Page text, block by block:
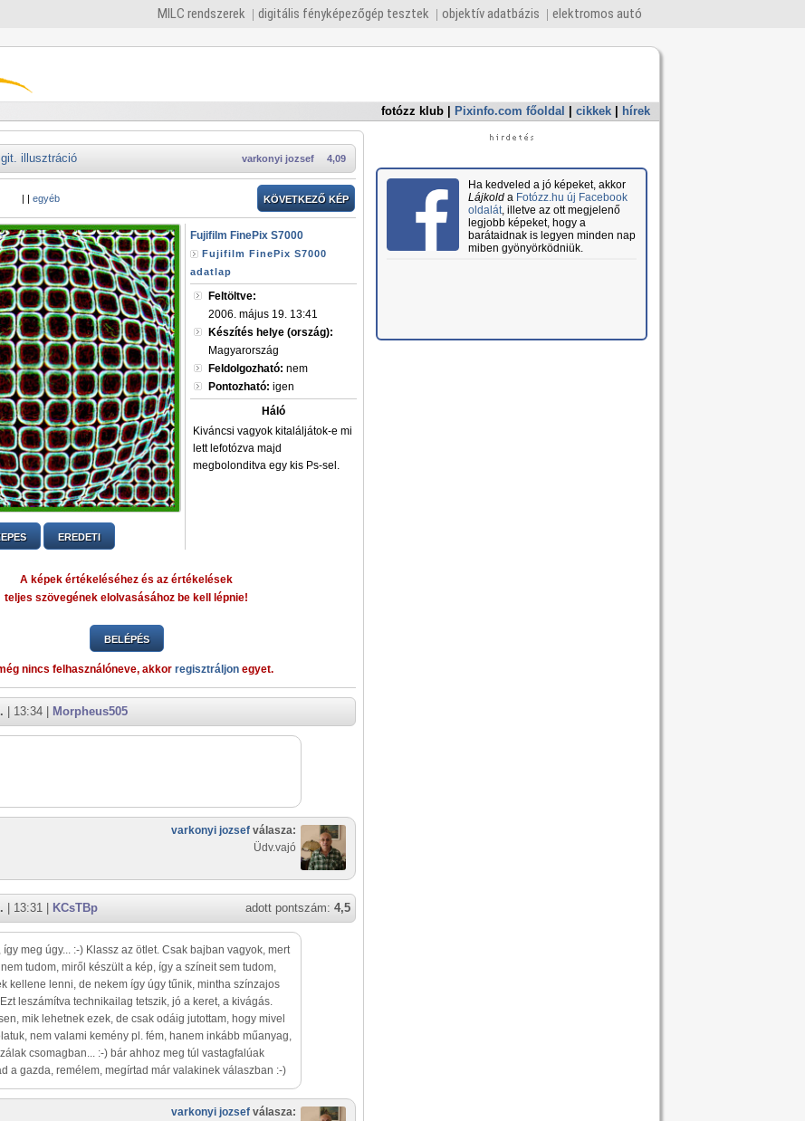
MILC rendszerek digitális fényképezőgép tesztek objektív adatbázis elektromos autó
fotózz klub Pixinfo.com főoldal cikkek hírek
4,09
varkonyi jozsef
illusztráció
| | egyéb KÖVETKEZŐ KÉP
EREDETI
Fujifilm FinePix S7000
Fujifilm FinePix S7000
adatlap
Feltöltve:
2006. május 19. 13:41
Készítés helye (ország):
Magyarország
Feldolgozható: nem
Pontozható: igen
Háló
Kiváncsi vagyok kitaláljátok-e mi
lett lefotózva majd
megbolonditva egy kis Ps-sel.
A képek értékeléséhez és az értékelések
teljes szövegének elolvasásához be kell lépnie!
BELÉPÉS
nincs felhasználóneve, akkor regisztráljon egyet.
| 13:34 | Morpheus505
varkonyi jozsef válasza:
Üdv.vajó
adott pontszám: 4,5
| 13:31 | KCsTBp
így meg úgy... :-) Klassz az ötlet. Csak bajban vagyok, mert
tudom, miről készült a kép, így a színeit sem tudom,
kellene lenni, de nekem így úgy tűnik, mintha színzajos
leszámítva technikailag tetszik, jó a keret, a kivágás.
mik lehetnek ezek, de csak odáig jutottam, hogy mivel
nem valami kemény pl. fém, hanem inkább műanyag,
csomagban... :-) bár ahhoz meg túl vastagfalúak
a gazda, remélem, megírtad már valakinek válaszban :-)
varkonyi jozsef válasza:
Ha kedveled a jó képeket, akkor
Lájkolda Fotózz.hu új Facebook
oldalát, illetve az ott megjelenő
legjobb képeket, hogy a
barátaidnak is legyen minden nap
miben gyönyörködniük.